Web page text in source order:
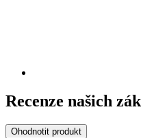
Recenze našich
Ohodnotit produkt